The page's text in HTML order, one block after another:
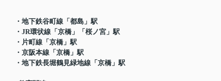
・ 地下鉄谷町線「都島」駅
・JR環状線「京橋」「桜ノ宮」駅
・ 片町線 「京橋」駅
・京阪本線「京橋」駅
・地下鉄長堀鶴見緑地線「京橋」駅